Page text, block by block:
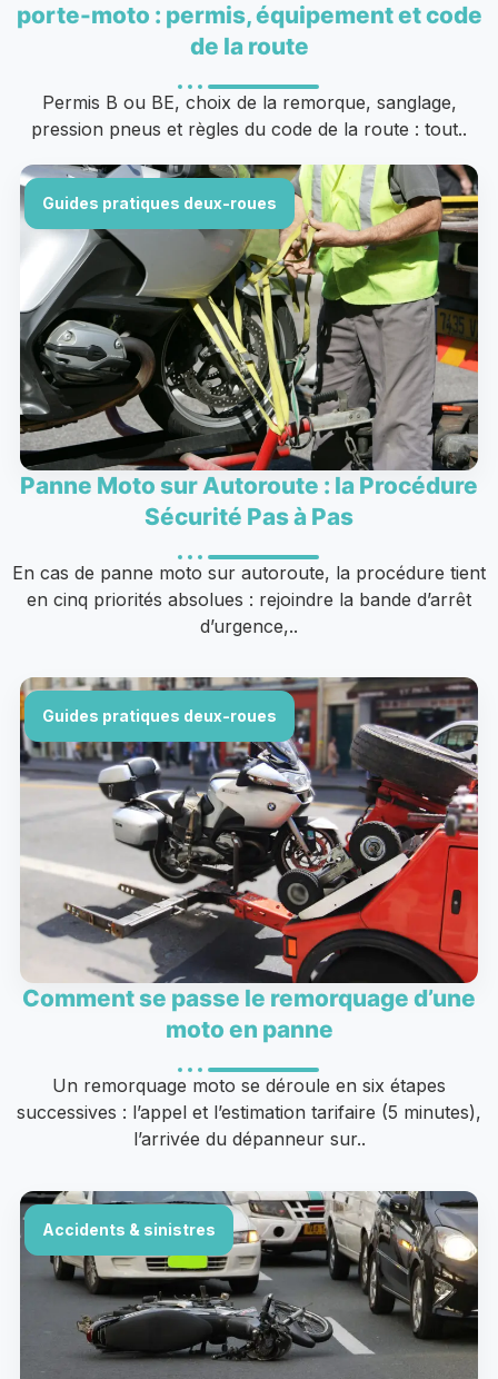
porte-moto : permis, équipement et code
de la route
Permis B ou BE, choix de la remorque, sanglage,
pression pneus et règles du code de la route : tout..
Guides pratiques deux-roues
Panne Moto sur Autoroute : la Procédure
Sécurité Pas à Pas
En cas de panne moto sur autoroute, la procédure tient
en cinq priorités absolues : rejoindre la bande d’arrêt
d’urgence,..
Guides pratiques deux-roues
Comment se passe le remorquage d’une
moto en panne
Un remorquage moto se déroule en six étapes
successives : l’appel et l’estimation tarifaire (5 minutes),
l’arrivée du dépanneur sur..
Accidents & sinistres